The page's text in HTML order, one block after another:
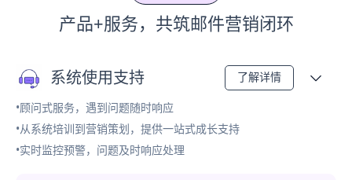
产品+服务，共筑邮件营销闭环
系统使用支持 了解详情
•顾问式服务，遇到问题随时响应
•从系统培训到营销策划，提供一站式成长支持
•实时监控预警，问题及时响应处理